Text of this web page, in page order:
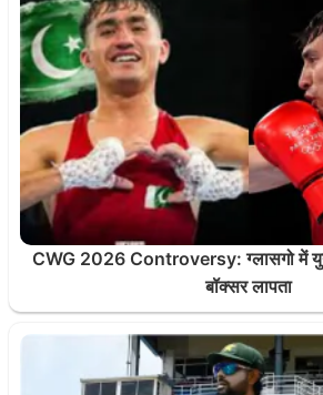
CWG 2026 Controversy: ग्लासगो में
बॉक्सर लापता